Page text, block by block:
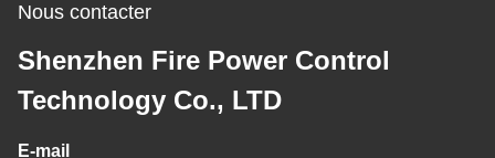
Nous contacter
Shenzhen Fire Power Control
Technology Co., LTD
E-mail